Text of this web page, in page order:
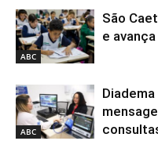
ABC
São
e
ABC